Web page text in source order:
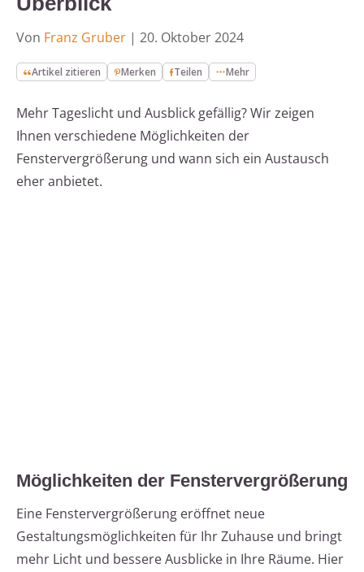
Von Franz Gruber | 20. Oktober 2024
Artikel zitieren Merken Teilen Mehr
Mehr Tageslicht und Ausblick gefällig? Wir zeigen
Ihnen verschiedene Möglichkeiten der
Fenstervergrößerung und wann sich ein Austausch
eher anbietet.
Möglichkeiten der Fenstervergrößerung
Eine Fenstervergrößerung eröffnet neue
Gestaltungsmöglichkeiten für Ihr Zuhause und bringt
mehr Licht und bessere Ausblicke in Ihre Räume. Hier